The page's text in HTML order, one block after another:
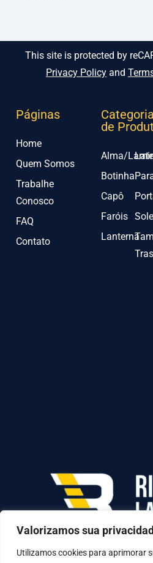
Valorizamos sua
Utilizamos cookies para aprimorar
This site is protected by
Privacy Policy and
Páginas
Home
Quem Somos
Trabalhe
Conosco
FAQ
Contato
de
Alma/
Botinha
Capô
Faróis
Lanterna
AV INDEPENDENCIA º
31-A, Goiânia -